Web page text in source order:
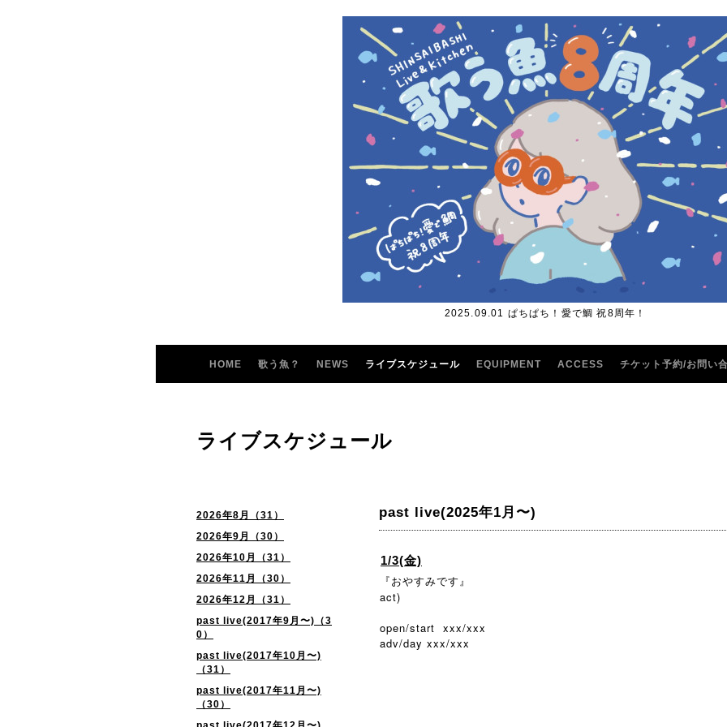
2025.09.01 ぱちぱち！愛で鯛 祝8周年！
HOME 歌う魚？ NEWS ライブスケジュール EQUIPMENT ACCESS チケット予約/お問い
2026年8月（31）
2026年9月（30）
2026年10月（31）
2026年11月（30）
2026年12月（31）
past live(2017年9月〜)（3
0）
past live(2017年10月〜)
（31）
past live(2017年11月〜)
（30）
ライブスケジュール
past live(2025年1月〜)
1/3(金)
『おやすみです』
act)
open/start xxx/xxx
adv/day xxx/xxx